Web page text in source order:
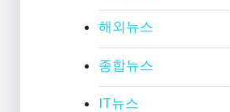
해외뉴스
종합뉴스
IT뉴스